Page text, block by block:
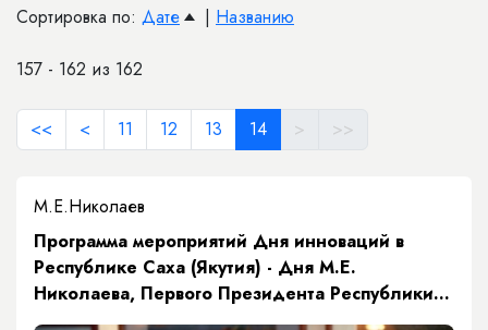
Сортировка по: Дате | Названию
157 - 162 из 162
<< < 11 12 13 14 > >>
М.Е.Николаев
​Программа мероприятий Дня инноваций в
Республике Саха (Якутия) - Дня М.Е.
Николаева, Первого Президента Республики
Саха (Якутия)